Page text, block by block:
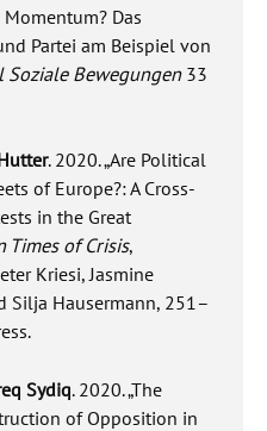
Momentum? Das
Partei am Beispiel von
Bewegungen33
. 2020. „Are Political
of Europe?: A Cross-
in the Great
Times of Crisis,
Kriesi, Jasmine
Silja Hausermann, 251–
Sydiq. 2020. „The
of Opposition in